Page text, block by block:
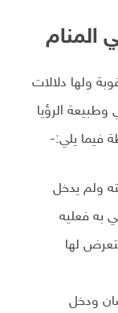
المنام
ولها دلالات
وطبيعة الرؤيا
فيما يلي:-
ولم يدخل
به فعليه
لها
ودخل